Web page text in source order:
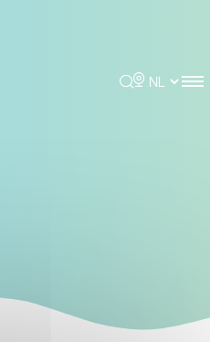
Rechercher
Choisir la